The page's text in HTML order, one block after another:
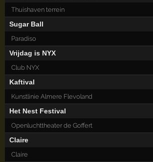
Thuishaven terrein
Sugar Ball
Paradiso
Vrijdag is NYX
Club NYX
Kaftival
Kunstlinie Almere Flevoland
Het Nest Festival
Openluchttheater de Goffert
Claire
Claire